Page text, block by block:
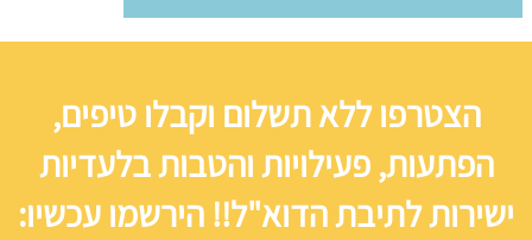
הצטרפו ללא תשלום וקבלו טיפים,
הפתעות, פעילויות והטבות בלעדיות
ישירות לתיבת הדוא"ל!! הירשמו עכשיו: